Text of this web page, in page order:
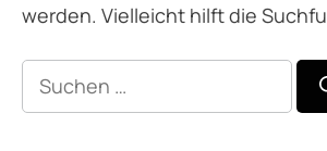
werden. Vielleicht hilft die
Suchen
nach: